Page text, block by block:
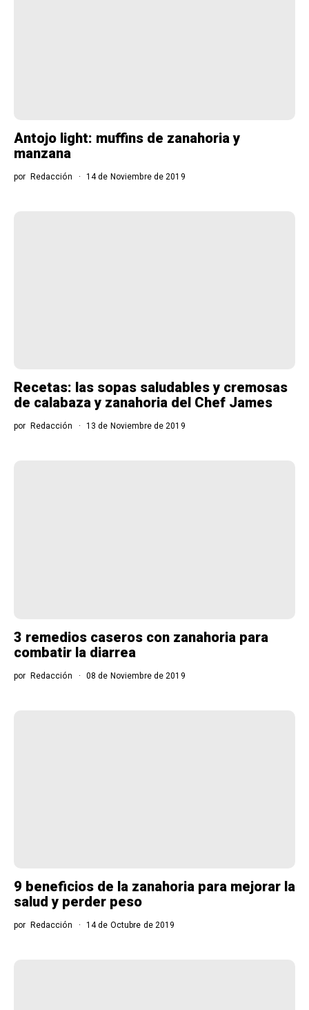
Antojo light: muffins de zanahoria y
manzana
por Redacción 14 de Noviembre de 2019
Recetas: las sopas saludables y cremosas
de calabaza y zanahoria del Chef James
por Redacción 13 de Noviembre de 2019
3 remedios caseros con zanahoria para
combatir la diarrea
por Redacción 08 de Noviembre de 2019
9 beneficios de la zanahoria para mejorar la
salud y perder peso
por Redacción 14 de Octubre de 2019